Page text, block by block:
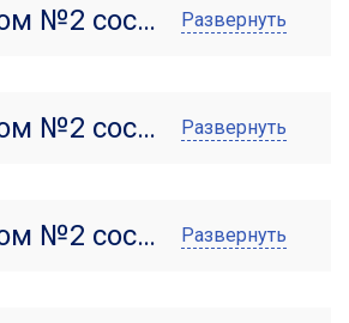
Жилой дом №2 состояние от 22.03.2022 г. Развернуть
Жилой дом №2 состояние от 03.02.2022 г. Развернуть
Жилой дом №2 состояние от 01.12.2021 г. Развернуть